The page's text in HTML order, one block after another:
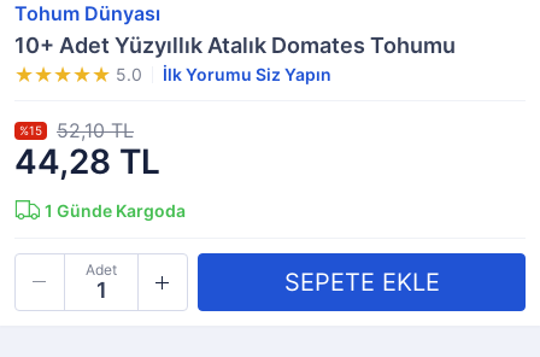
Tohum Dünyası
10+ Adet Yüzyıllık Atalık Domates Tohumu
5.0 İlk Yorumu Siz Yapın
44,28 TL
%15 52,10 TL
1 Günde Kargoda
Adet